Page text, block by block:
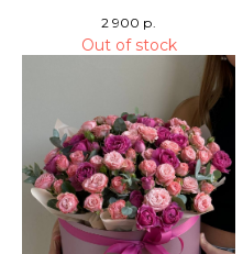
2 900 р.
Out of stock